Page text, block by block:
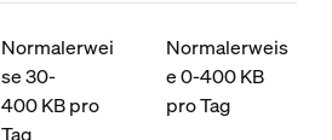
Normalerwei
se 30-
400 KB pro
Tag
Normalerweis
e 0-400 KB
pro Tag